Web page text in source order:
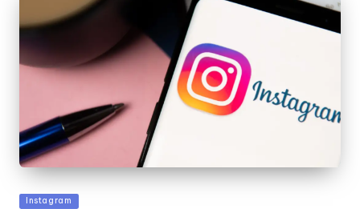
發 Instagram